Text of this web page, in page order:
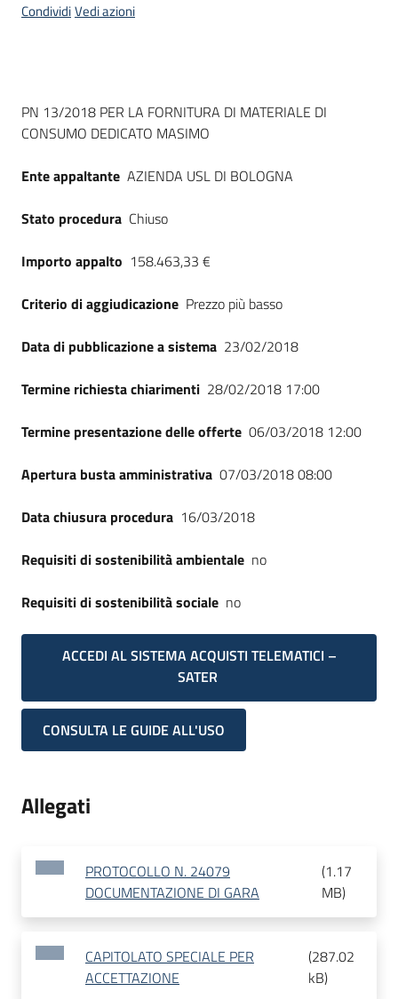
site
su
CondividiVedi azioni
Dati del bando
PN 13/2018 PER LA FORNITURA DI MATERIALE DI
CONSUMO DEDICATO MASIMO
Ente appaltante AZIENDA USL DI BOLOGNA
Stato procedura Chiuso
Importo appalto 158.463,33 €
Criterio di aggiudicazione Prezzo più basso
Data di pubblicazione a sistema 23/02/2018
Termine richiesta chiarimenti 28/02/2018 17:00
Termine presentazione delle offerte 06/03/2018 12:00
Apertura busta amministrativa 07/03/2018 08:00
Data chiusura procedura 16/03/2018
Requisiti di sostenibilità ambientale no
Requisiti di sostenibilità sociale no
ACCEDI AL SISTEMA ACQUISTI TELEMATICI –
SATER
CONSULTA LE GUIDE ALL'USO
Allegati
PROTOCOLLO N. 24079
DOCUMENTAZIONE DI GARA
(1.17
MB)
CAPITOLATO SPECIALE PER
ACCETTAZIONE
(287.02
kB)